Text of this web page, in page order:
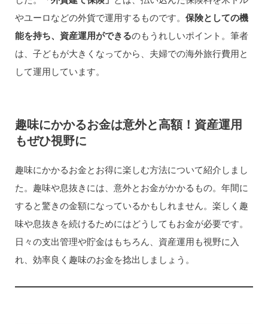
やユーロなどの外貨で運用するものです。 保険としての機
能を持ち、資産運用ができるのもうれしいポイント。筆者
は、子どもが大きくなってから、夫婦での海外旅行費用と
して運用しています。
趣味にかかるお金は意外と高額！資産運用
もぜひ視野に
趣味にかかるお金とお得に楽しむ方法について紹介しまし
た。趣味や息抜きには、意外とお金がかかるもの。年間に
すると驚きの金額になっているかもしれません。楽しく趣
味や息抜きを続けるためにはどうしてもお金が必要です。
日々の支出管理や貯金はもちろん、資産運用も視野に入
れ、効率良く趣味のお金を捻出しましょう。